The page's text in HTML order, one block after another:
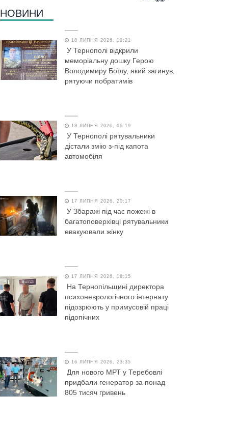
НОВИНИ
18 ЛИПНЯ 2026, 10:21
У Тернополі відкрили
меморіальну дошку Герою
Володимиру Боїлу, який загинув,
рятуючи побратимів
18 ЛИПНЯ 2026, 06:19
У Тернополі рятувальники
дістали змію з-під капота
автомобіля
17 ЛИПНЯ 2026, 20:17
У Збаражі під час пожежі в
багатоповерхівці рятувальники
евакуювали жінку
17 ЛИПНЯ 2026, 18:15
На Тернопільщині директора
психоневрологічного інтернату
підозрюють у примусовій праці
підопічних
16 ЛИПНЯ 2026, 23:35
Для нового МРТ у Теребовлі
придбали генератор за понад
805 тисяч гривень